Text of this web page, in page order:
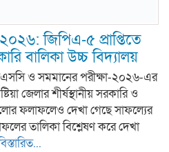
জিপিএ-৫ প্রাপ্তিতে
বালিকা উচ্চ বিদ্যালয়
ও সমমানের পরীক্ষা-২০২৬-এর
জেলার শীর্ষস্থানীয় সরকারি ও
ফলাফলেও দেখা গেছে সাফল্যের
তালিকা বিশ্লেষণ করে দেখা